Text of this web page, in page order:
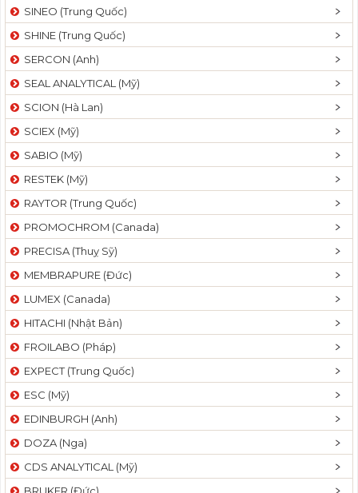
SINEO (Trung Quốc)
SHINE (Trung Quốc)
SERCON (Anh)
SEAL ANALYTICAL (Mỹ)
SCION (Hà Lan)
SCIEX (Mỹ)
SABIO (Mỹ)
RESTEK (Mỹ)
RAYTOR (Trung Quốc)
PROMOCHROM (Canada)
PRECISA (Thuỵ Sỹ)
MEMBRAPURE (Đức)
LUMEX (Canada)
HITACHI (Nhật Bản)
FROILABO (Pháp)
EXPECT (Trung Quốc)
ESC (Mỹ)
EDINBURGH (Anh)
DOZA (Nga)
CDS ANALYTICAL (Mỹ)
BRUKER (Đức)